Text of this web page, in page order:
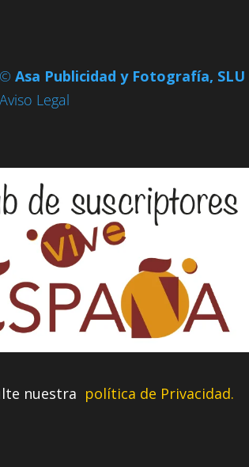
©Asa Publicidad y Fotografía, SLU
Aviso Legal
nuestra política de Privacidad.